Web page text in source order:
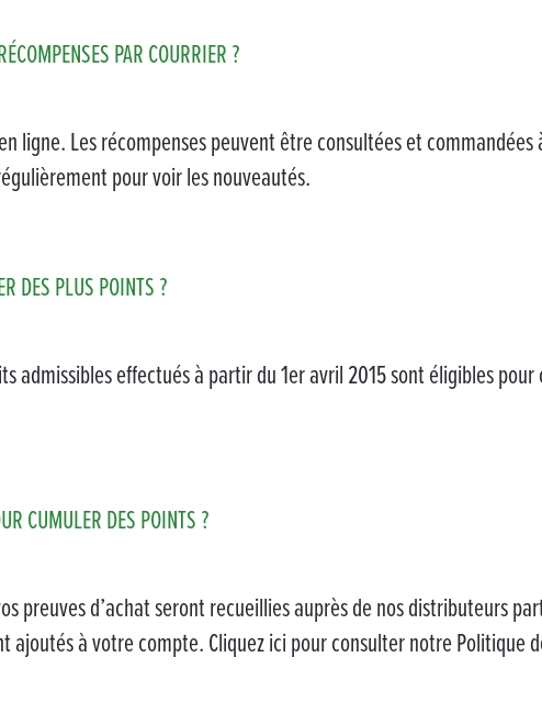
PAR COURRIER ?
ligne. Les récompenses peuvent être consultées et
pour voir les nouveautés.
DES PLUS POINTS ?
admissibles effectués à partir du 1er avril 2015 sont éligibles
CUMULER DES POINTS ?
preuves d’achat seront recueillies auprès de nos distributeurs
ajoutés à votre compte. Cliquez ici pour consulter notre Politique